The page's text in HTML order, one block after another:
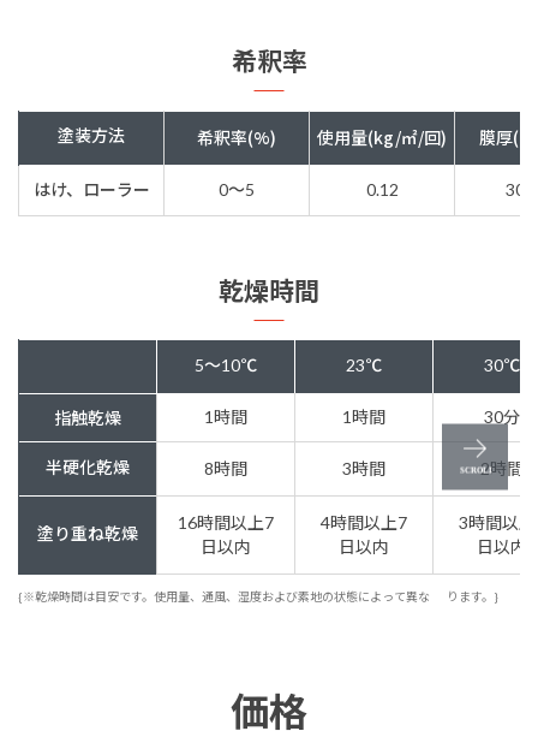
希釈率
塗装方法 希釈率(%) 使用量(kg/㎡/回) 膜厚(
はけ、ローラー 0～5 0.12
乾燥時間
5～10℃ 23℃ 30℃
指触乾燥 1時間 1時間 30分
半硬化乾燥 8時間 3時間 2時間
塗り重ね乾燥
16時間以上7
日以内
4時間以上7
日以内
3時間以
日以内
{※乾燥時間は目安です。使用量、通風、湿度および素地の状態によって異な ります。}
価格